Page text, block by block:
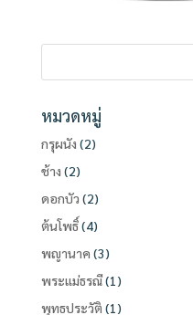
หมวดหมู่
กรุผนัง (2)
ช้าง (2)
ดอกบัว (2)
ต้นโพธิ์(4)
พญานาค (3)
พระแม่ธรณี(1)
พุทธประวัติ (1)